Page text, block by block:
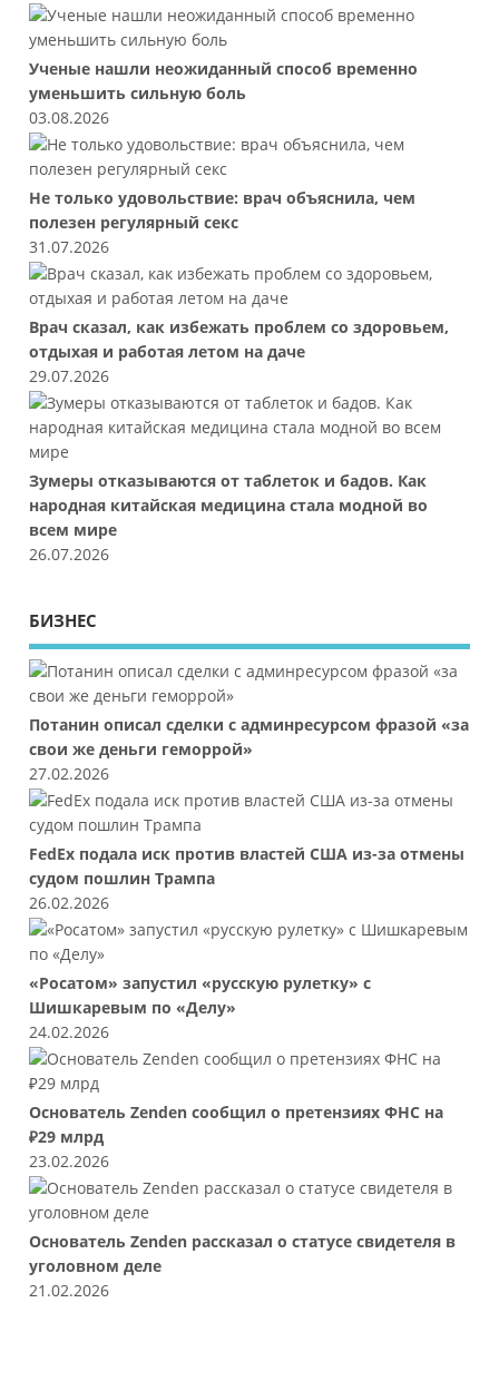
Ученые нашли неожиданный способ временно
уменьшить сильную боль
03.08.2026
Не только удовольствие: врач объяснила, чем
полезен регулярный секс
31.07.2026
Врач сказал, как избежать проблем со здоровьем,
отдыхая и работая летом на даче
29.07.2026
Зумеры отказываются от таблеток и бадов. Как
народная китайская медицина стала модной во
всем мире
26.07.2026
БИЗНЕС
Потанин описал сделки с админресурсом фразой «за
свои же деньги геморрой»
27.02.2026
FedEx подала иск против властей США из-за отмены
судом пошлин Трампа
26.02.2026
«Росатом» запустил «русскую рулетку» с
Шишкаревым по «Делу»
24.02.2026
Основатель Zenden сообщил о претензиях ФНС на
₽29 млрд
23.02.2026
Основатель Zenden рассказал о статусе свидетеля в
уголовном деле
21.02.2026